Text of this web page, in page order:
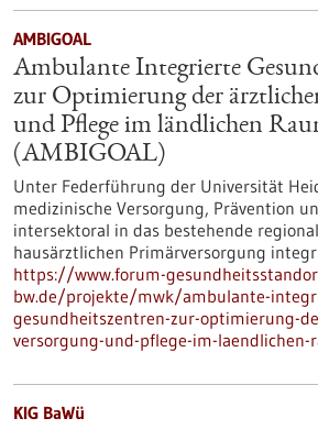
AMBIGOAL
Ambulante Integrierte
zur Optimierung der
und Pflege im ländlichen
(AMBIGOAL)
Unter Federführung der Universität
medizinische Versorgung, Prävention
intersektoral in das bestehende
hausärztlichen Primärversorgung
https://www.forum-
bw.de/projekte/mwk/ambulante-
gesundheitszentren-zur-optimierung-
versorgung-und-pflege-im-laendlichen-
KIG BaWü